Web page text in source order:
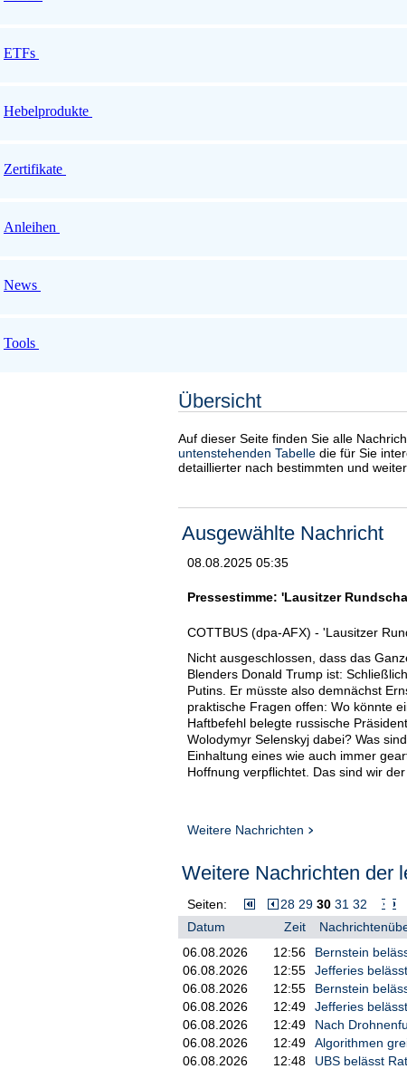
ETFs
Hebelprodukte
Zertifikate
Anleihen
News
Tools
Übersicht
Auf dieser Seite finden Sie alle
untenstehenden Tabelle die für Sie
detaillierter nach bestimmten und
Ausgewählte Nachricht
08.08.2025 05:35
Pressestimme: 'Lausitzer
COTTBUS (dpa-AFX) - 'Lausitzer
Nicht ausgeschlossen, dass das
Blenders Donald Trump ist:
Putins. Er müsste also demnächst
praktische Fragen offen: Wo könnte
Haftbefehl belegte russische
Wolodymyr Selenskyj dabei? Was
Einhaltung eines wie auch immer
Hoffnung verpflichtet. Das sind wir
Weitere Nachrichten
Weitere Nachrichten der
Seiten: 28 29 30 31 32
Datum
Zeit
06.08.2026
12:56
Bernstein
06.08.2026
12:55
Jefferies
06.08.2026
12:55
Bernstein
06.08.2026
12:49
Jefferies
06.08.2026
12:49
Nach
06.08.2026
12:49
Algorithmen
06.08.2026
12:48
UBS belässt